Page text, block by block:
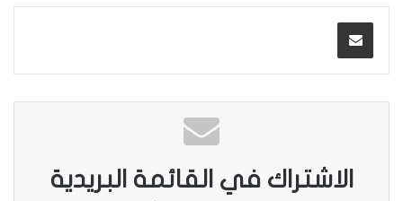
الاشتراك في القائمة البريدية